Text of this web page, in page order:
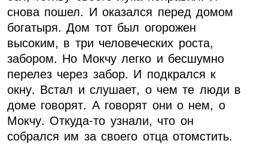
снова пошел. И оказался перед домом
богатыря. Дом тот был огорожен
высоким, в три человеческих роста,
забором. Но Мокчу легко и бесшумно
перелез через забор. И подкрался к
окну. Встал и слушает, о чем те люди в
доме говорят. А говорят они о нем, о
Мокчу. Откуда-то узнали, что он
собрался им за своего отца отомстить.